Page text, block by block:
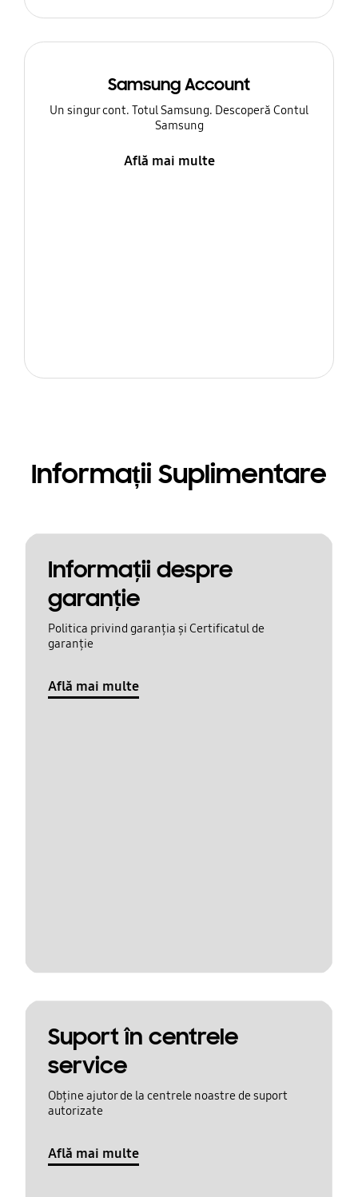
Samsung Account
Un singur cont. Totul Samsung. Descoperă Contul
Samsung
Află mai multe
Informații Suplimentare
Informaţii despre
garanţie
Politica privind garanția și Certificatul de
garanție
Află mai multe
Suport în centrele
service
Obține ajutor de la centrele noastre de suport
autorizate
Află mai multe